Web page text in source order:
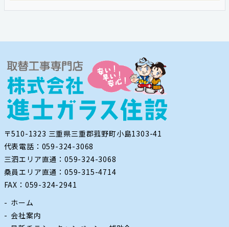
〒510-1323 三重県三重郡菰野町小島1303-41
代表電話：059-324-3068
三泗エリア直通：059-324-3068
桑員エリア直通：059-315-4714
FAX：059-324-2941
ホーム
会社案内